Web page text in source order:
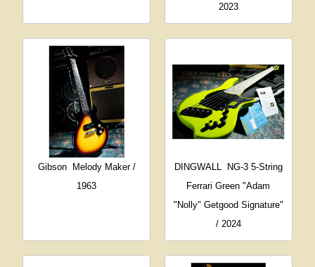
2023
Gibson
Melody Maker /
1963
DINGWALL
NG-3 5-String
Ferrari Green "Adam
"Nolly" Getgood Signature"
/ 2024